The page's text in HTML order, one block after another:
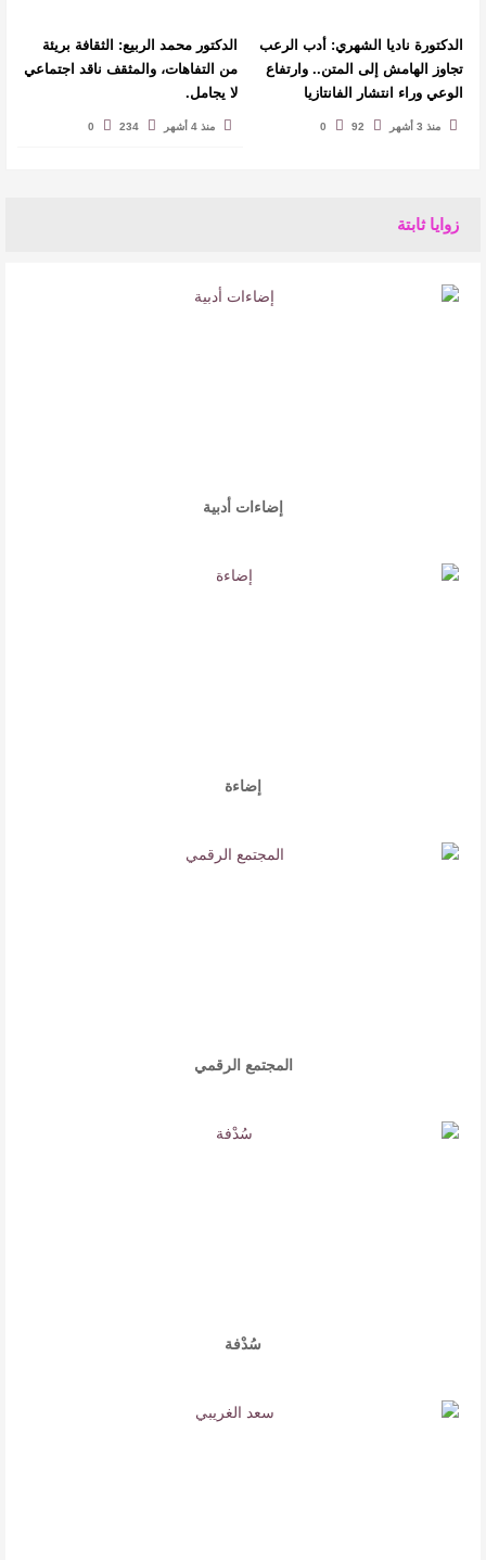
الدكتورة ناديا الشهري: أدب الرعب
تجاوز الهامش إلى المتن.. وارتفاع
الوعي وراء انتشار الفانتازيا
منذ 3 أشهر 92
0
الدكتور محمد الربيع: الثقافة بريئة
من التفاهات، والمثقف ناقد اجتماعي
لا يجامل.
منذ 4 أشهر 234
0
زوايا ثابتة
إضاءات أدبية
إضاءة
المجتمع الرقمي
سُدْفة